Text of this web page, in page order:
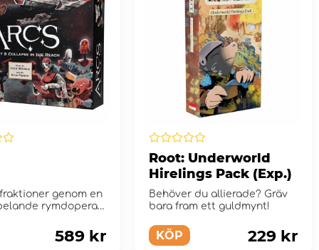
genom en
rymdopera i
589 kr
Root: Underworld
Hirelings Pack (Exp.)
Behöver du allierade? Gräv
bara fram ett guldmynt!
KÖP 229 kr